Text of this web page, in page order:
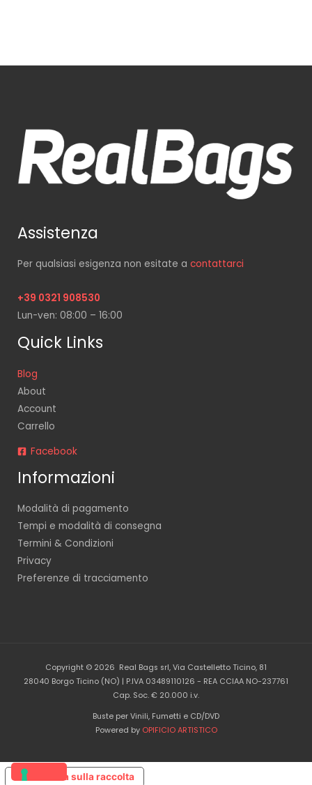
Assistenza
Per qualsiasi esigenza non esitate a contattarci
+39 0321 908530
Lun-ven: 08:00 – 16:00
Quick Links
Blog
About
Account
Carrello
Facebook
Informazioni
Modalità di pagamento
Tempi e modalità di consegna
Termini & Condizioni
Privacy
Preferenze di tracciamento
Copyright © 2026 Real Bags srl, Via Castelletto Ticino, 81
28040 Borgo Ticino (NO) | P.IVA 03489110126 - REA CCIAA NO-237761
Cap. Soc. € 20.000 i.v.
Buste per Vinili, Fumetti e CD/DVD
Powered by OPIFICIO ARTISTICO
Informativa sulla raccolta